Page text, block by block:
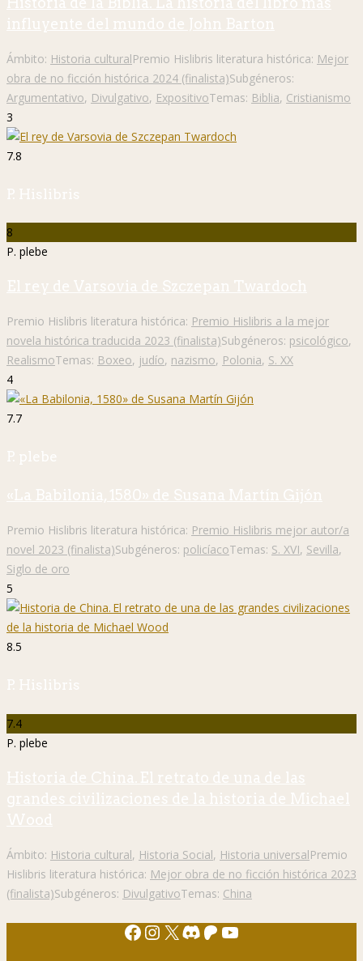
influyente del mundo de John Barton
Ámbito: Historia culturalPremio Hislibris literatura histórica: Mejor
obra de no ficción histórica 2024 (finalista)Subgéneros:
Argumentativo, Divulgativo, ExpositivoTemas: Biblia, Cristianismo
3
7.8
P. Hislibris
8
P. plebe
El rey de Varsovia de Szczepan Twardoch
Premio Hislibris literatura histórica: Premio Hislibris a la mejor
novela histórica traducida 2023 (finalista)Subgéneros: psicológico,
RealismoTemas: Boxeo, judío, nazismo, Polonia, S. XX
4
7.7
P. plebe
«La Babilonia, 1580» de Susana Martín Gijón
Premio Hislibris literatura histórica: Premio Hislibris mejor autor/a
novel 2023 (finalista)Subgéneros: policíacoTemas: S. XVI, Sevilla,
Siglo de oro
5
8.5
P. Hislibris
7.4
P. plebe
Historia de China. El retrato de una de las
grandes civilizaciones de la historia de Michael
Wood
Ámbito: Historia cultural, Historia Social, Historia universalPremio
Hislibris literatura histórica: Mejor obra de no ficción histórica 2023
(finalista)Subgéneros: DivulgativoTemas: China
Facebook
Instagram
X Discord
Patreon
YouTube